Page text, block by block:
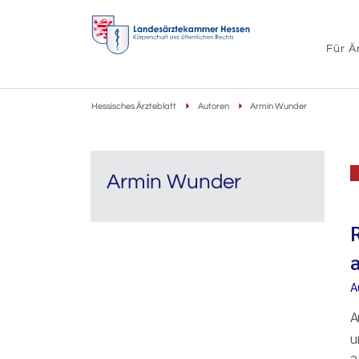
Für
Hessisches Ärzteblatt Autoren Armin Wunder
Armin Wunder